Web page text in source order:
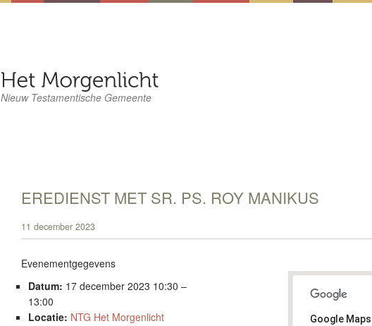
Nieuw Testamentische Gemeente
EREDIENST MET SR. PS. ROY MANIKUS
11 december 2023
Evenementgegevens
Datum: 17 december 2023 10:30 –
13:00
Locatie: NTG Het Morgenlicht
Google